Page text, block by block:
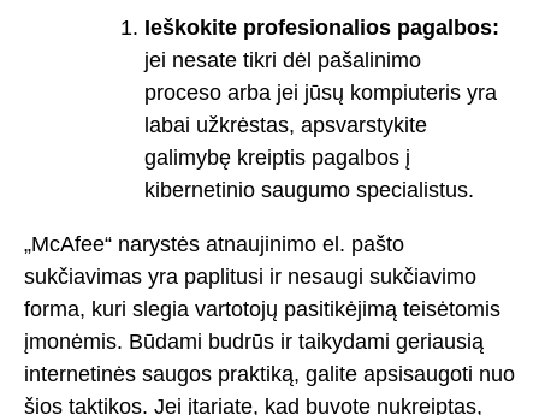
Ieškokite profesionalios pagalbos:
jei nesate tikri dėl pašalinimo
proceso arba jei jūsų kompiuteris yra
labai užkrėstas, apsvarstykite
galimybę kreiptis pagalbos į
kibernetinio saugumo specialistus.
„McAfee“ narystės atnaujinimo el. pašto
sukčiavimas yra paplitusi ir nesaugi sukčiavimo
forma, kuri slegia vartotojų pasitikėjimą teisėtomis
įmonėmis. Būdami budrūs ir taikydami geriausią
internetinės saugos praktiką, galite apsisaugoti nuo
šios taktikos. Jei įtariate, kad buvote nukreiptas,